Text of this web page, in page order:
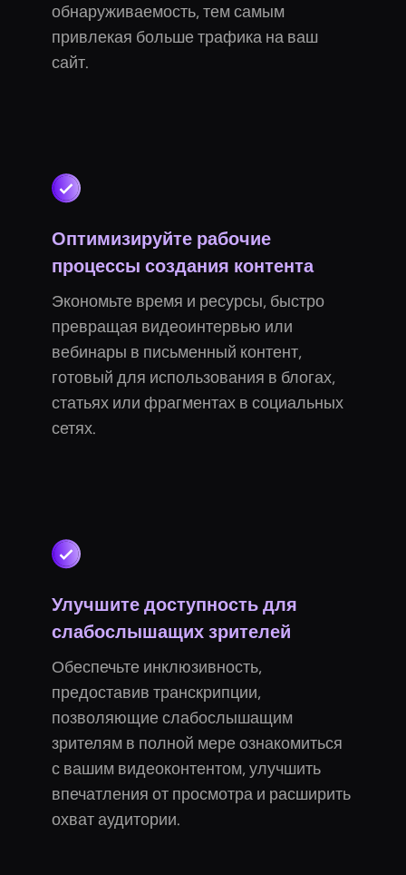
обнаруживаемость, тем самым
привлекая больше трафика на ваш
сайт.
Оптимизируйте рабочие
процессы создания контента
Экономьте время и ресурсы, быстро
превращая видеоинтервью или
вебинары в письменный контент,
готовый для использования в блогах,
статьях или фрагментах в социальных
сетях.
Улучшите доступность для
слабослышащих зрителей
Обеспечьте инклюзивность,
предоставив транскрипции,
позволяющие слабослышащим
зрителям в полной мере ознакомиться
с вашим видеоконтентом, улучшить
впечатления от просмотра и расширить
охват аудитории.